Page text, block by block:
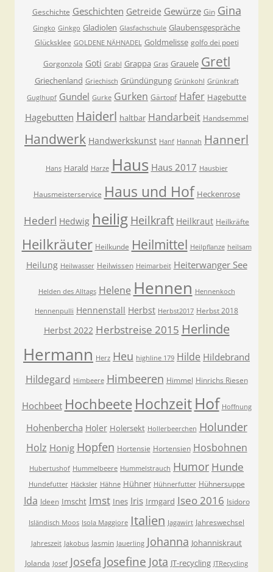
Geschichte Geschichten Getreide Gewürze Gin Gina
Gingko Ginkgo Gladiolen Glasfachschule Glaubensgespräche
Glücksklee GOLDENE NÄHNADEL Goldmelisse golfo dei poeti
Gorgonzola Goti Grabl Grappa Gras Grauele Gretl
Griechenland Griechisch Gründüngung Grünkohl Grünkraft
Guglhupf Gundel Gurke Gurken Gärtopf Hafer Hagebutte
Hagebutten Haiderl haltbar Handarbeit Handsemmel
Handwerk Handwerkskunst Hanf Hannah Hannerl
Hans Harald Harze Haus Haus 2017 Hausbier
Hausmeisterservice Haus und Hof Heckenrose
Hederl Hedwig heilig Heilkraft Heilkraut Heilkräfte
Heilkräuter Heilkunde Heilmittel Heilpflanze heilsam
Heilung Heilwasser Heilwissen Heimarbeit Heiterwanger See
Helden des Alltags Helene Hennen Hennenkoch
Hennenpulli Hennenstall Herbst Herbst2017 Herbst 2018
Herbst 2022 Herbstreise 2015 Herlinde
Hermann Herz Heu highline 179 Hilde Hildebrand
Hildegard Himbeere Himbeeren Himmel Hinrichs Riesen
Hochbeet Hochbeete Hochzeit Hof Hoffnung
Hohenbercha Holer Holersekt Hollerbeerchen Holunder
Holz Honig Hopfen Hortensie Hortensien Hosbohnen
Hubertushof Hummelbeere Hummelstrauch Humor Hunde
Hundefutter Häcksler Hähne Hühner Hühnerfutter Hühnersuppe
Ida Ideen Imscht Imst Ines Iris Irmgard Iseo 2016 Isidoro
Isländisch Moos Isola Maggiore Italien Jagawirt Jahreswechsel
Jahreszeit Jakobus Jasmin Jauerling Johanna Johanniskraut
Jolanda Josef Josefa Josefine Jota JT-recycling JTRecycling